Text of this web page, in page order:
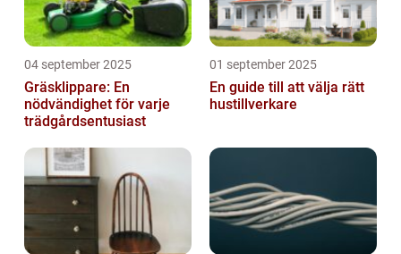
04 september 2025
Gräsklippare: En
nödvändighet för varje
trädgårdsentusiast
01 september 2025
En guide till att välja rätt
hustillverkare